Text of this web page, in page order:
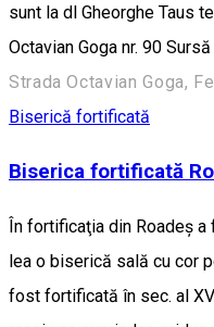
sunt la dl Gheorghe Taus
Octavian Goga nr. 90
Strada Octavian Goga,
Biserică fortificată
Biserica fortificată
În fortificaţia din Roadeş
lea o biserică sală cu cor
fost fortificată în sec. al